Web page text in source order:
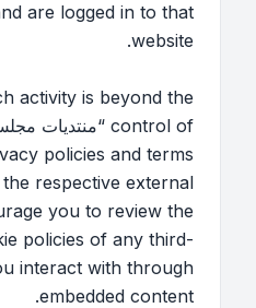
are logged in to that
website.
activity is beyond the
policies and terms
respective external
you to review the
policies of any third-
interact with through
embedded content.